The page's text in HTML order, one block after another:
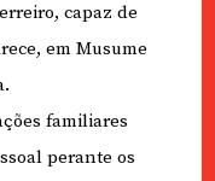
capaz de
em Musume
familiares
perante os